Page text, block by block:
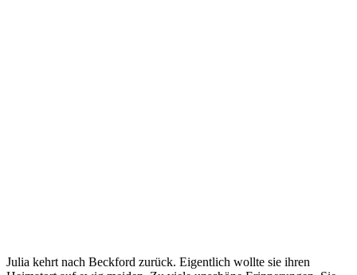
Julia kehrt nach Beckford zurück. Eigentlich wollte sie ihren